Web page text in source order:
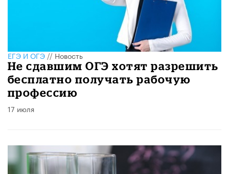
ЕГЭ И ОГЭ//Новость
Не сдавшим ОГЭ хотят разрешить
бесплатно получать рабочую
профессию
17 июля